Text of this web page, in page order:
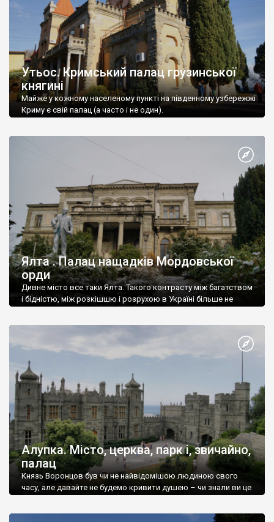
Утьос. Кримський палац грузинської
княгині
Майже у кожному населеному пункті на південному узбережжі
Криму є свій палац (а часто і не один).
Ялта . Палац нащадків Мордовської
орди
Дивне місто все таки Ялта. Такого контрасту між багатством
і бідністю, між розкішшю і розрухою в Україні більше не
Алупка. Місто, церква, парк і, звичайно,
палац
Князь Воронцов був чи не найвідомішою людиною свого
часу, але давайте не будемо кривити душею – чи знали ви це